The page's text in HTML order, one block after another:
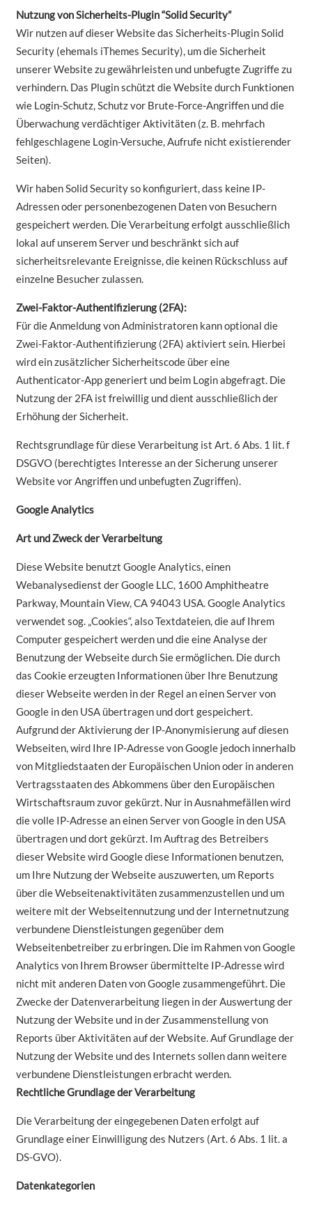
Nutzung von Sicherheits-Plugin “Solid Security”
Wir nutzen auf dieser Website das Sicherheits-Plugin Solid
Security (ehemals iThemes Security), um die Sicherheit
unserer Website zu gewährleisten und unbefugte Zugriffe zu
verhindern. Das Plugin schützt die Website durch Funktionen
wie Login-Schutz, Schutz vor Brute-Force-Angriffen und die
Überwachung verdächtiger Aktivitäten (z. B. mehrfach
fehlgeschlagene Login-Versuche, Aufrufe nicht existierender
Seiten).
Wir haben Solid Security so konfiguriert, dass keine IP-
Adressen oder personenbezogenen Daten von Besuchern
gespeichert werden. Die Verarbeitung erfolgt ausschließlich
lokal auf unserem Server und beschränkt sich auf
sicherheitsrelevante Ereignisse, die keinen Rückschluss auf
einzelne Besucher zulassen.
Zwei-Faktor-Authentifizierung (2FA):
Für die Anmeldung von Administratoren kann optional die
Zwei-Faktor-Authentifizierung (2FA) aktiviert sein. Hierbei
wird ein zusätzlicher Sicherheitscode über eine
Authenticator-App generiert und beim Login abgefragt. Die
Nutzung der 2FA ist freiwillig und dient ausschließlich der
Erhöhung der Sicherheit.
Rechtsgrundlage für diese Verarbeitung ist Art. 6 Abs. 1 lit. f
DSGVO (berechtigtes Interesse an der Sicherung unserer
Website vor Angriffen und unbefugten Zugriffen).
Google Analytics
Art und Zweck der Verarbeitung
Diese Website benutzt Google Analytics, einen
Webanalysedienst der Google LLC, 1600 Amphitheatre
Parkway, Mountain View, CA 94043 USA. Google Analytics
verwendet sog. „Cookies“, also Textdateien, die auf Ihrem
Computer gespeichert werden und die eine Analyse der
Benutzung der Webseite durch Sie ermöglichen. Die durch
das Cookie erzeugten Informationen über Ihre Benutzung
dieser Webseite werden in der Regel an einen Server von
Google in den USA übertragen und dort gespeichert.
Aufgrund der Aktivierung der IP-Anonymisierung auf diesen
Webseiten, wird Ihre IP-Adresse von Google jedoch innerhalb
von Mitgliedstaaten der Europäischen Union oder in anderen
Vertragsstaaten des Abkommens über den Europäischen
Wirtschaftsraum zuvor gekürzt. Nur in Ausnahmefällen wird
die volle IP-Adresse an einen Server von Google in den USA
übertragen und dort gekürzt. Im Auftrag des Betreibers
dieser Website wird Google diese Informationen benutzen,
um Ihre Nutzung der Webseite auszuwerten, um Reports
über die Webseitenaktivitäten zusammenzustellen und um
weitere mit der Webseitennutzung und der Internetnutzung
verbundene Dienstleistungen gegenüber dem
Webseitenbetreiber zu erbringen. Die im Rahmen von Google
Analytics von Ihrem Browser übermittelte IP-Adresse wird
nicht mit anderen Daten von Google zusammengeführt. Die
Zwecke der Datenverarbeitung liegen in der Auswertung der
Nutzung der Website und in der Zusammenstellung von
Reports über Aktivitäten auf der Website. Auf Grundlage der
Nutzung der Website und des Internets sollen dann weitere
verbundene Dienstleistungen erbracht werden.
Rechtliche Grundlage der Verarbeitung
Die Verarbeitung der eingegebenen Daten erfolgt auf
Grundlage einer Einwilligung des Nutzers (Art. 6 Abs. 1 lit. a
DS-GVO).
Datenkategorien